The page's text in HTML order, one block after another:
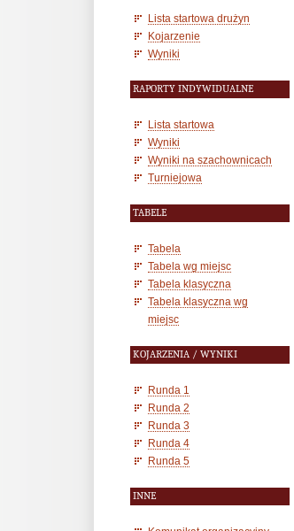
Lista startowa drużyn
Kojarzenie
Wyniki
RAPORTY INDYWIDUALNE
Lista startowa
Wyniki
Wyniki na szachownicach
Turniejowa
TABELE
Tabela
Tabela wg miejsc
Tabela klasyczna
Tabela klasyczna wg
miejsc
KOJARZENIA / WYNIKI
Runda 1
Runda 2
Runda 3
Runda 4
Runda 5
INNE